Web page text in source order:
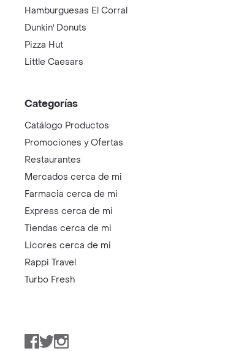
Hamburguesas El Corral
Dunkin' Donuts
Pizza Hut
Little Caesars
Categorías
Catálogo Productos
Promociones y Ofertas
Restaurantes
Mercados cerca de mi
Farmacia cerca de mi
Express cerca de mi
Tiendas cerca de mi
Licores cerca de mi
Rappi Travel
Turbo Fresh
Facebook
TwitterInstagram